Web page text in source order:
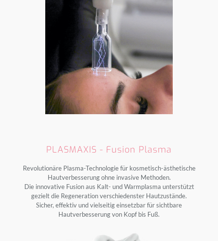
PLASMAXIS - Fusion Plasma
Revolutionäre Plasma-Technologie für kosmetisch-ästhetische
Hautverbesserung ohne invasive Methoden.
Die innovative Fusion aus Kalt- und Warmplasma unterstützt
gezielt die Regeneration verschiedenster Hautzustände.
Sicher, effektiv und vielseitig einsetzbar für sichtbare
Hautverbesserung von Kopf bis Fuß.